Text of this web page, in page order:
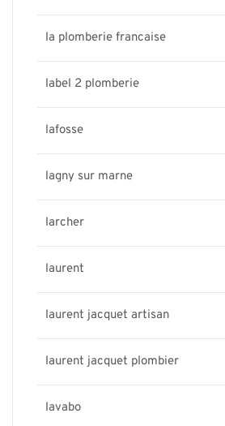
la plomberie francaise
label 2 plomberie
lafosse
lagny sur marne
larcher
laurent
laurent jacquet artisan
laurent jacquet plombier
lavabo